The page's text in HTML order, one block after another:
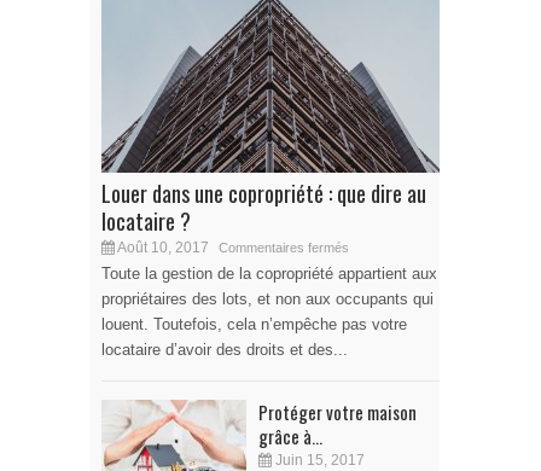
Louer dans une copropriété : que dire au
locataire ?
Août 10, 2017 Commentaires fermés
Toute la gestion de la copropriété appartient aux
propriétaires des lots, et non aux occupants qui
louent. Toutefois, cela n’empêche pas votre
locataire d’avoir des droits et des...
Protéger votre maison
grâce à...
Juin 15, 2017